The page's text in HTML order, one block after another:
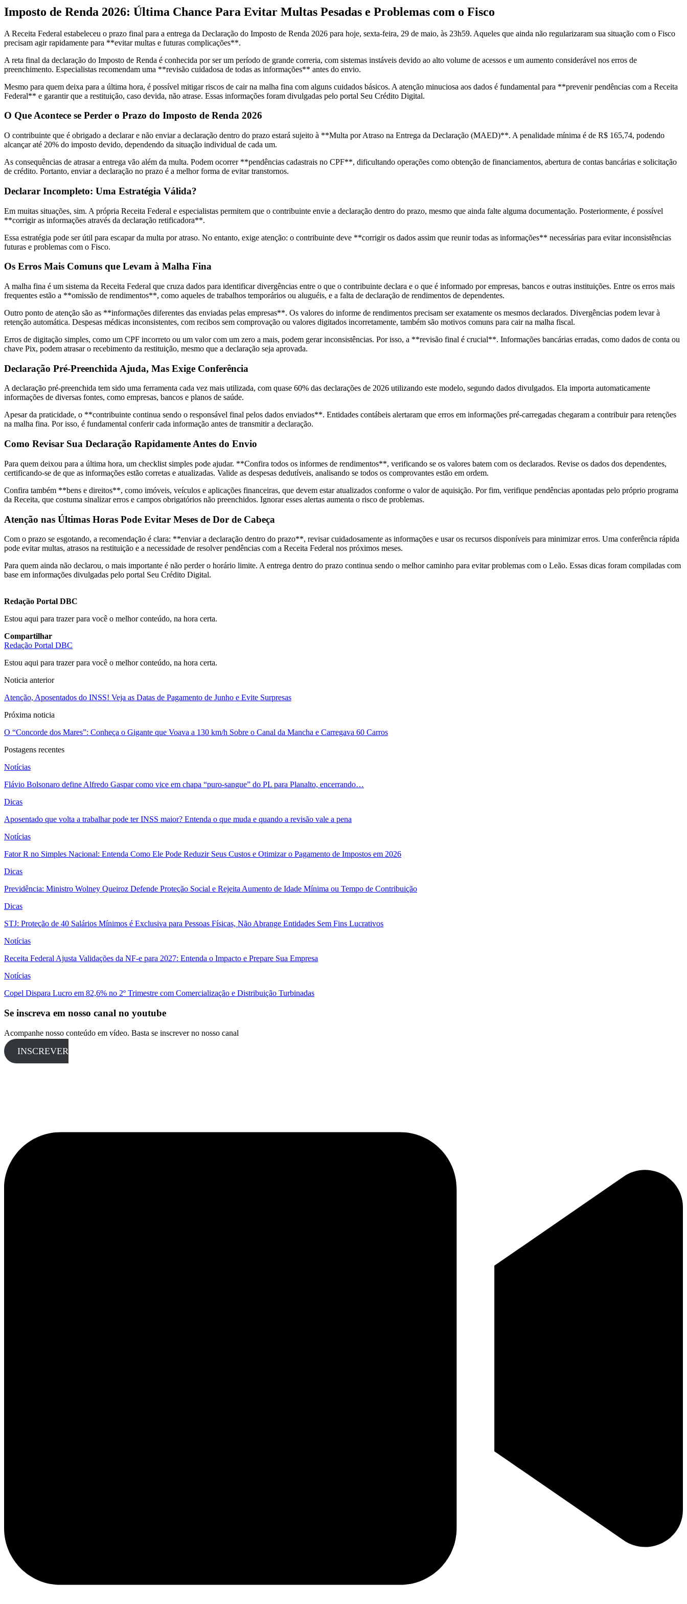
Imposto de Renda 2026: Última Chance Para Evitar Multas Pesadas e Problemas com o Fisco
A Receita Federal estabeleceu o prazo final para a entrega da Declaração do Imposto de Renda 2026 para hoje, sexta-feira, 29 de maio, às 23h59. Aqueles que ainda não regularizaram sua situação com o Fisco
precisam agir rapidamente para **evitar multas e futuras complicações**.
A reta final da declaração do Imposto de Renda é conhecida por ser um período de grande correria, com sistemas instáveis devido ao alto volume de acessos e um aumento considerável nos erros de
preenchimento. Especialistas recomendam uma **revisão cuidadosa de todas as informações** antes do envio.
Mesmo para quem deixa para a última hora, é possível mitigar riscos de cair na malha fina com alguns cuidados básicos. A atenção minuciosa aos dados é fundamental para **prevenir pendências com a Receita
Federal** e garantir que a restituição, caso devida, não atrase. Essas informações foram divulgadas pelo portal Seu Crédito Digital.
O Que Acontece se Perder o Prazo do Imposto de Renda 2026
O contribuinte que é obrigado a declarar e não enviar a declaração dentro do prazo estará sujeito à **Multa por Atraso na Entrega da Declaração (MAED)**. A penalidade mínima é de R$ 165,74, podendo
alcançar até 20% do imposto devido, dependendo da situação individual de cada um.
As consequências de atrasar a entrega vão além da multa. Podem ocorrer **pendências cadastrais no CPF**, dificultando operações como obtenção de financiamentos, abertura de contas bancárias e solicitação
de crédito. Portanto, enviar a declaração no prazo é a melhor forma de evitar transtornos.
Declarar Incompleto: Uma Estratégia Válida?
Em muitas situações, sim. A própria Receita Federal e especialistas permitem que o contribuinte envie a declaração dentro do prazo, mesmo que ainda falte alguma documentação. Posteriormente, é possível
**corrigir as informações através da declaração retificadora**.
Essa estratégia pode ser útil para escapar da multa por atraso. No entanto, exige atenção: o contribuinte deve **corrigir os dados assim que reunir todas as informações** necessárias para evitar inconsistências
futuras e problemas com o Fisco.
Os Erros Mais Comuns que Levam à Malha Fina
A malha fina é um sistema da Receita Federal que cruza dados para identificar divergências entre o que o contribuinte declara e o que é informado por empresas, bancos e outras instituições. Entre os erros mais
frequentes estão a **omissão de rendimentos**, como aqueles de trabalhos temporários ou aluguéis, e a falta de declaração de rendimentos de dependentes.
Outro ponto de atenção são as **informações diferentes das enviadas pelas empresas**. Os valores do informe de rendimentos precisam ser exatamente os mesmos declarados. Divergências podem levar à
retenção automática. Despesas médicas inconsistentes, com recibos sem comprovação ou valores digitados incorretamente, também são motivos comuns para cair na malha fiscal.
Erros de digitação simples, como um CPF incorreto ou um valor com um zero a mais, podem gerar inconsistências. Por isso, a **revisão final é crucial**. Informações bancárias erradas, como dados de conta ou
chave Pix, podem atrasar o recebimento da restituição, mesmo que a declaração seja aprovada.
Declaração Pré-Preenchida Ajuda, Mas Exige Conferência
A declaração pré-preenchida tem sido uma ferramenta cada vez mais utilizada, com quase 60% das declarações de 2026 utilizando este modelo, segundo dados divulgados. Ela importa automaticamente
informações de diversas fontes, como empresas, bancos e planos de saúde.
Apesar da praticidade, o **contribuinte continua sendo o responsável final pelos dados enviados**. Entidades contábeis alertaram que erros em informações pré-carregadas chegaram a contribuir para retenções
na malha fina. Por isso, é fundamental conferir cada informação antes de transmitir a declaração.
Como Revisar Sua Declaração Rapidamente Antes do Envio
Para quem deixou para a última hora, um checklist simples pode ajudar. **Confira todos os informes de rendimentos**, verificando se os valores batem com os declarados. Revise os dados dos dependentes,
certificando-se de que as informações estão corretas e atualizadas. Valide as despesas dedutíveis, analisando se todos os comprovantes estão em ordem.
Confira também **bens e direitos**, como imóveis, veículos e aplicações financeiras, que devem estar atualizados conforme o valor de aquisição. Por fim, verifique pendências apontadas pelo próprio programa
da Receita, que costuma sinalizar erros e campos obrigatórios não preenchidos. Ignorar esses alertas aumenta o risco de problemas.
Atenção nas Últimas Horas Pode Evitar Meses de Dor de Cabeça
Com o prazo se esgotando, a recomendação é clara: **enviar a declaração dentro do prazo**, revisar cuidadosamente as informações e usar os recursos disponíveis para minimizar erros. Uma conferência rápida
pode evitar multas, atrasos na restituição e a necessidade de resolver pendências com a Receita Federal nos próximos meses.
Para quem ainda não declarou, o mais importante é não perder o horário limite. A entrega dentro do prazo continua sendo o melhor caminho para evitar problemas com o Leão. Essas dicas foram compiladas com
base em informações divulgadas pelo portal Seu Crédito Digital.
Redação Portal DBC
Estou aqui para trazer para você o melhor conteúdo, na hora certa.
Compartilhar
Redação Portal DBC
Estou aqui para trazer para você o melhor conteúdo, na hora certa.
Noticia anterior
Atenção, Aposentados do INSS! Veja as Datas de Pagamento de Junho e Evite Surpresas
Próxima noticia
O “Concorde dos Mares”: Conheça o Gigante que Voava a 130 km/h Sobre o Canal da Mancha e Carregava 60 Carros
Postagens recentes
Notícias
Flávio Bolsonaro define Alfredo Gaspar como vice em chapa “puro-sangue” do PL para Planalto, encerrando…
Dicas
Aposentado que volta a trabalhar pode ter INSS maior? Entenda o que muda e quando a revisão vale a pena
Notícias
Fator R no Simples Nacional: Entenda Como Ele Pode Reduzir Seus Custos e Otimizar o Pagamento de Impostos em 2026
Dicas
Previdência: Ministro Wolney Queiroz Defende Proteção Social e Rejeita Aumento de Idade Mínima ou Tempo de Contribuição
Dicas
STJ: Proteção de 40 Salários Mínimos é Exclusiva para Pessoas Físicas, Não Abrange Entidades Sem Fins Lucrativos
Notícias
Receita Federal Ajusta Validações da NF-e para 2027: Entenda o Impacto e Prepare Sua Empresa
Notícias
Copel Dispara Lucro em 82,6% no 2º Trimestre com Comercialização e Distribuição Turbinadas
Se inscreva em nosso canal no youtube
Acompanhe nosso conteúdo em vídeo. Basta se inscrever no nosso canal
INSCREVER